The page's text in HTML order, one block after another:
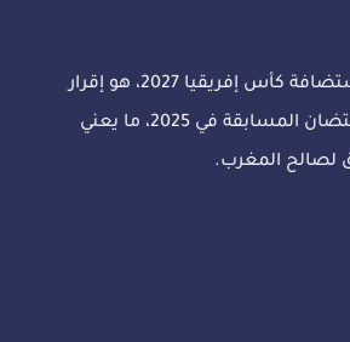
تقدم الجزائر بطلب استضافة كأس إفريقيا 2027، هو إقرار
ضمني بفشلها في احتضان المسابقة في 2025، ما يعني
لصالح المغرب.